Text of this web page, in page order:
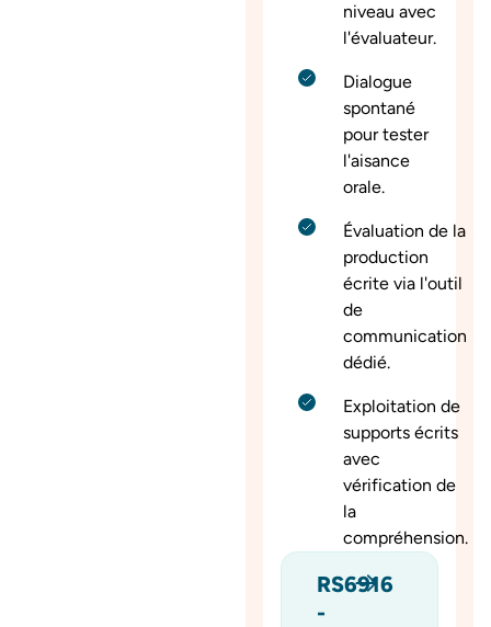
niveau avec
l'évaluateur.
Dialogue
spontané
pour tester
l'aisance
orale.
Évaluation de la
production
écrite via l'outil
de
communication
dédié.
Exploitation de
supports écrits
avec
vérification de
la
compréhension.
RS6916
-